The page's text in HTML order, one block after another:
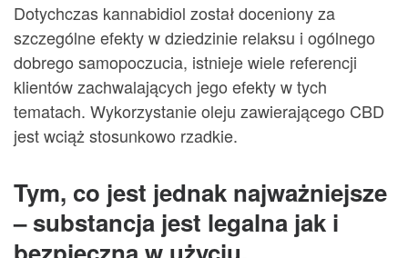
Dotychczas kannabidiol został doceniony za
szczególne efekty w dziedzinie relaksu i ogólnego
dobrego samopoczucia, istnieje wiele referencji
klientów zachwalających jego efekty w tych
tematach. Wykorzystanie oleju zawierającego CBD
jest wciąż stosunkowo rzadkie.
Tym, co jest jednak najważniejsze
– substancja jest legalna jak i